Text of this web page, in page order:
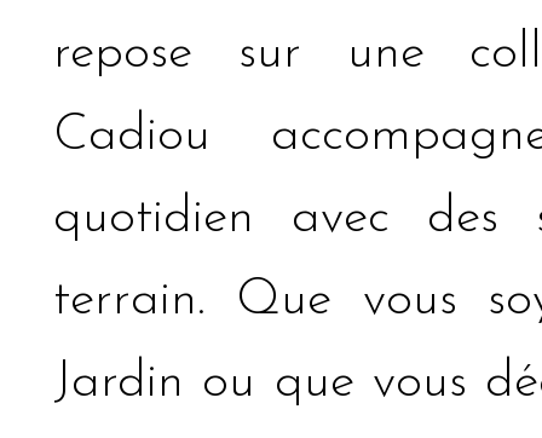
repose sur une
Cadiou
quotidien avec des
terrain. Que vous
Jardin ou que vous